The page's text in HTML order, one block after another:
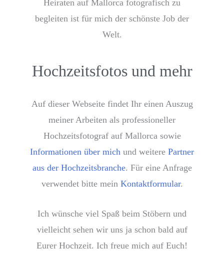
Heiraten auf Mallorca fotografisch zu
begleiten ist für mich der schönste Job der
Welt.
Hochzeitsfotos und mehr
Auf dieser Webseite findet Ihr einen Auszug
meiner Arbeiten als professioneller
Hochzeitsfotograf auf Mallorca sowie
Informationen über mich und weitere Partner
aus der Hochzeitsbranche. Für eine Anfrage
verwendet bitte mein Kontaktformular.
Ich wünsche viel Spaß beim Stöbern und
vielleicht sehen wir uns ja schon bald auf
Eurer Hochzeit. Ich freue mich auf Euch!